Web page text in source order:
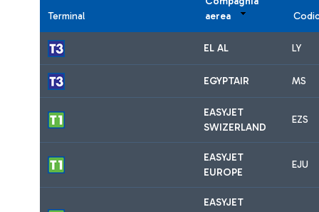
Terminal
aerea
EL AL LY
EGYPTAIR MS
EASYJET
SWIZERLAND
EZS
EASYJET
EUROPE
EJU
EASYJET